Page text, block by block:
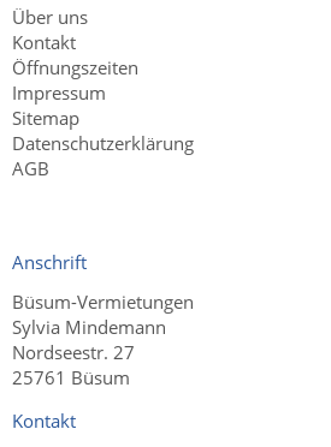
Über uns
Kontakt
Öffnungszeiten
Impressum
Sitemap
Datenschutzerklärung
AGB
Anschrift
Büsum-Vermietungen
Sylvia Mindemann
Nordseestr. 27
25761 Büsum
Kontakt